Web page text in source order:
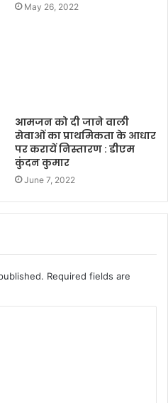
May 26, 2022
आमजन को दी जाने वाली
सेवाओं का प्राथमिकता के आधार
पर करायें निस्तारण : डीएम
कुंदन कुमार
June 7, 2022
Required fields are